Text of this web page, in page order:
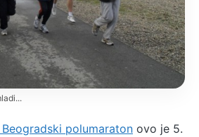
polumaraton ovo je 5.